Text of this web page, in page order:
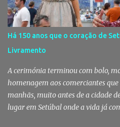
primeira edição, a White Party
uma pista de dança ao ar livre. É
gerações, um momento de
mas também o reflexo daquilo
capacidade de transformar uma
mobiliza milhares de pessoas.
Há 150 anos que o coração de
Livramento
A cerimónia terminou com bolo,
homenagem aos comerciantes
manhãs, muito antes de a cidade
lugar em Setúbal onde a vida já